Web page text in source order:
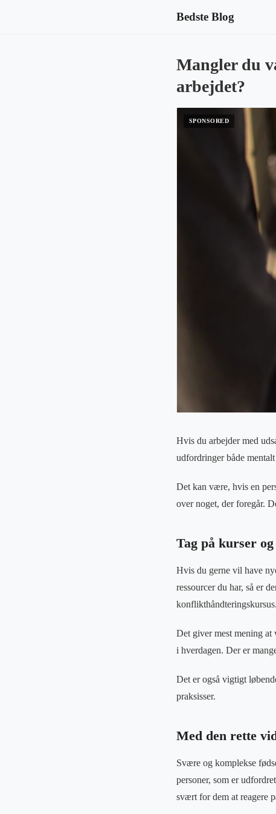
Bedste Blog
Mangler du
arbejdet?
Hvis du arbejder med
udfordringer både
Det kan være, hvis en
over noget, der foregår.
Tag på kurser
Hvis du gerne vil have
ressourcer du har, så er
konflikthåndteringskursus.
Det giver mest mening
i hverdagen. Der er
Det er også vigtigt
praksisser.
Med den rette
Svære og komplekse
personer, som er
svært for dem at reagere